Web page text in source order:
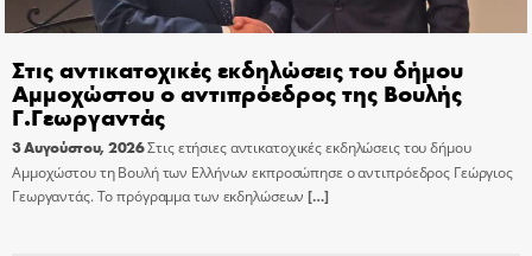
Στις αντικατοχικές εκδηλώσεις του δήμου
Αμμοχώστου ο αντιπρόεδρος της Βουλής
Γ.Γεωργαντάς
3 Αυγούστου, 2026Στις ετήσιες αντικατοχικές εκδηλώσεις του δήμου
Αμμοχώστου τη Βουλή των Ελλήνων εκπροσώπησε ο αντιπρόεδρος Γεώργιος
Γεωργαντάς. Το πρόγραμμα των εκδηλώσεων […]